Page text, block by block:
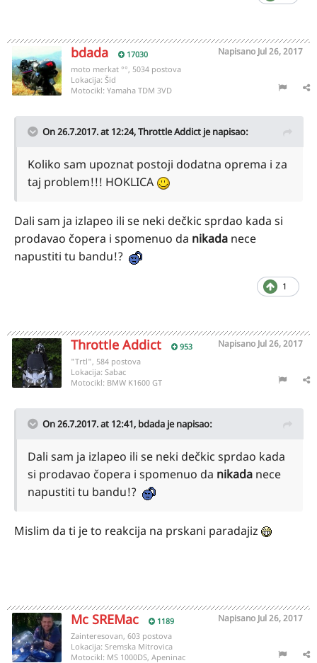
bdada 17030 Napisano Jul 26, 2017
moto merkat °°, 5034 postova
Lokacija: Šid
Motocikl: Yamaha TDM 3VD
On 26.7.2017. at 12:24,Throttle Addict je napisao:
Koliko sam upoznat postoji dodatna oprema i za
taj problem!!! HOKLICA
Dali sam ja izlapeo ili se neki dečkic sprdao kada si
prodavao čopera i spomenuo da nikada nece
napustiti tu bandu!?
1
Throttle Addict 953 Napisano Jul 26, 2017
"Trtl", 584 postova
Lokacija: Sabac
Motocikl: BMW K1600 GT
On 26.7.2017. at 12:41, bdada je napisao:
Dali sam ja izlapeo ili se neki dečkic sprdao kada
si prodavao čopera i spomenuo da nikada nece
napustiti tu bandu!?
Mislim da ti je to reakcija na prskani paradajiz
Mc SREMac 1189 Napisano Jul 26, 2017
Zainteresovan, 603 postova
Lokacija: Sremska Mitrovica
Motocikl: MS 1000DS, Apeninac